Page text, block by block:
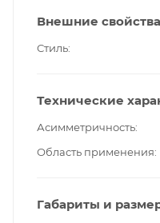
Внешние свойства
Стиль
Технические
Асимметричность
Область применения
Габариты и